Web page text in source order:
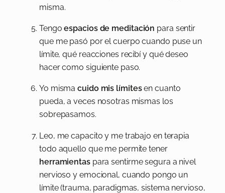
misma.
Tengoespacios de meditación para sentir
que me pasó por el cuerpo cuando puse un
límite, qué reacciones recibí y qué deseo
hacer como siguiente paso.
Yo mismacuido mis límitesen cuanto
pueda, a veces nosotras mismas los
sobrepasamos.
Leo, me capacito y me trabajo en terapia
todo aquello que me permite tener
herramientaspara sentirme segura a nivel
nervioso y emocional, cuando pongo un
límite (trauma, paradigmas, sistema nervioso,